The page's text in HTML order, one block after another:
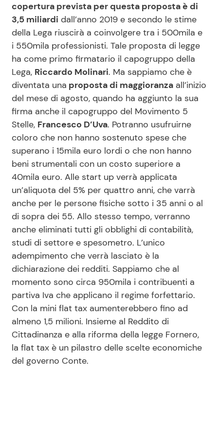
copertura prevista per questa proposta è di
3,5 miliardi dall’anno 2019 e secondo le stime
della Lega riuscirà a coinvolgere tra i 500mila e
i 550mila professionisti. Tale proposta di legge
ha come primo firmatario il capogruppo della
Lega, Riccardo Molinari. Ma sappiamo che è
diventata una proposta di maggioranza all’inizio
del mese di agosto, quando ha aggiunto la sua
firma anche il capogruppo del Movimento 5
Stelle, Francesco D’Uva. Potranno usufruirne
coloro che non hanno sostenuto spese che
superano i 15mila euro lordi o che non hanno
beni strumentali con un costo superiore a
40mila euro. Alle start up verrà applicata
un’aliquota del 5% per quattro anni, che varrà
anche per le persone fisiche sotto i 35 anni o al
di sopra dei 55. Allo stesso tempo, verranno
anche eliminati tutti gli obblighi di contabilità,
studi di settore e spesometro. L’unico
adempimento che verrà lasciato è la
dichiarazione dei redditi. Sappiamo che al
momento sono circa 950mila i contribuenti a
partiva Iva che applicano il regime forfettario.
Con la mini flat tax aumenterebbero fino ad
almeno 1,5 milioni. Insieme al Reddito di
Cittadinanza e alla riforma della legge Fornero,
la flat tax è un pilastro delle scelte economiche
del governo Conte.